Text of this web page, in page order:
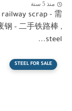
منذ 5 سنة
scrap - 需
钢 - 二手铁路棒 ,
steel...
STEEL FOR SALE